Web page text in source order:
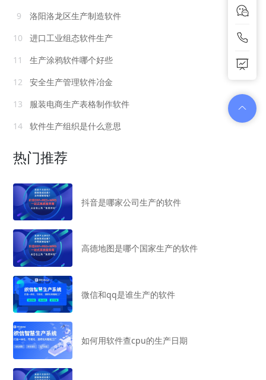
9
洛阳洛龙区生产制造软件
10
进口工业组态软件生产
11
生产涂鸦软件哪个好些
12
安全生产管理软件冶金
13
服装电商生产表格制作软件
14
软件生产组织是什么意思
热门推荐
抖音是哪家公司生产的软件
高德地图是哪个国家生产的软件
微信和qq是谁生产的软件
如何用软件查cpu的生产日期